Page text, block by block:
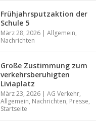
Frühjahrsputzaktion der
Schule 5
März 28, 2026 |Allgemein,
Nachrichten
Große Zustimmung zum
verkehrsberuhigten
Liviaplatz
März 23, 2026 |AG Verkehr,
Allgemein, Nachrichten, Presse,
Startseite